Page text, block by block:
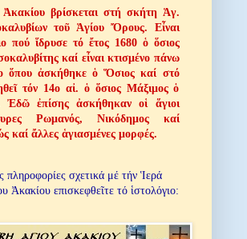
βρίσκεται στή σκήτη Ἁγ.
τοῦ Ἁγίου Ὄρους. Εἶναι
πού ἵδρυσε τό ἔτος 1680 ὁ ὅσιος
καί εἶναι κτισμένο πάνω
ὅπου ἀσκήθηκε ὁ Ὅσιος καί στό
τόν 14ο αἰ. ὁ ὅσιος Μάξιμος ὁ
Ἐδῶ ἐπίσης ἀσκήθηκαν οἱ ἅγιοι
Ρωμανός, Νικόδημος καί
καί ἄλλες ἁγιασμένες μορφές.
πληροφορίες σχετικά μέ τήν Ἱερά
Ἀκακίου επισκεφθεῖτε τό ἱστολόγιο: